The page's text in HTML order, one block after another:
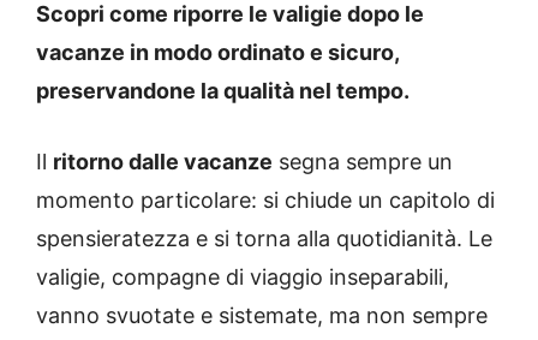
Scopri come riporre le valigie dopo le
vacanze in modo ordinato e sicuro,
preservandone la qualità nel tempo.
Il ritorno dalle vacanze segna sempre un
momento particolare: si chiude un capitolo di
spensieratezza e si torna alla quotidianità. Le
valigie, compagne di viaggio inseparabili,
vanno svuotate e sistemate, ma non sempre